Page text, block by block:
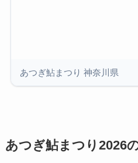
あつぎ鮎まつり 神奈川県
あつぎ鮎まつり2026